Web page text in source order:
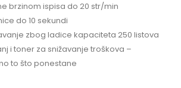
brzinom ispisa do 20 str/min
do 10 sekundi
zbog ladice kapaciteta 250 listova
i toner za snižavanje troškova –
to što ponestane